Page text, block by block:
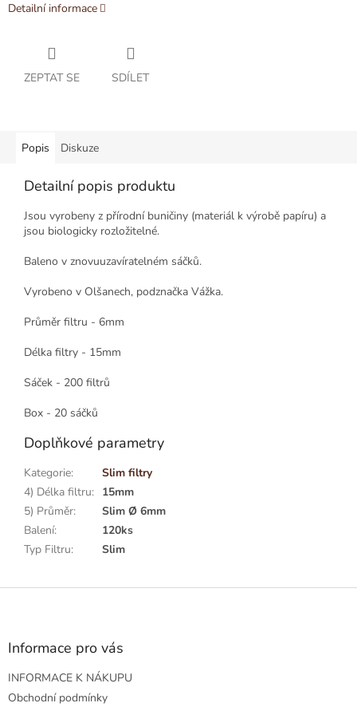
Detailní informace
ZEPTAT SE SDÍLET
Popis Diskuze
Detailní popis produktu
Jsou vyrobeny z přírodní buničiny (materiál k výrobě papíru) a
jsou biologicky rozložitelné.
Baleno v znovuuzavíratelném sáčků.
Vyrobeno v Olšanech, podznačka Vážka.
Průměr filtru - 6mm
Délka filtry - 15mm
Sáček - 200 filtrů
Box - 20 sáčků
Doplňkové parametry
Kategorie:
Slim filtry
4) Délka filtru: 15mm
5) Průměr:
Slim Ø 6mm
Balení:
120ks
Typ Filtru: Slim
Z
Informace pro vás
INFORMACE K NÁKUPU
Obchodní podmínky